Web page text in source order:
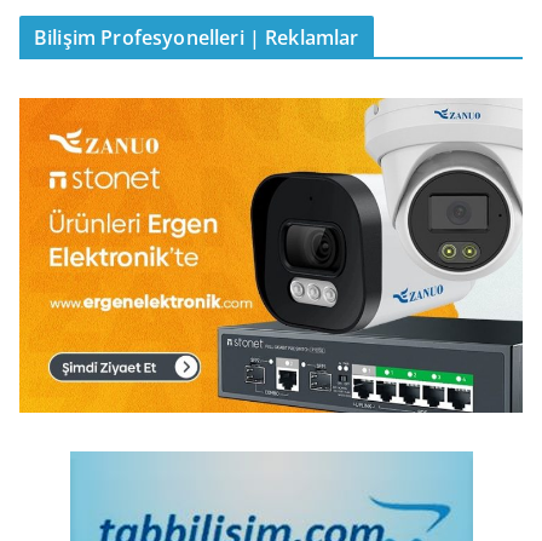
Bilişim Profesyonelleri | Reklamlar